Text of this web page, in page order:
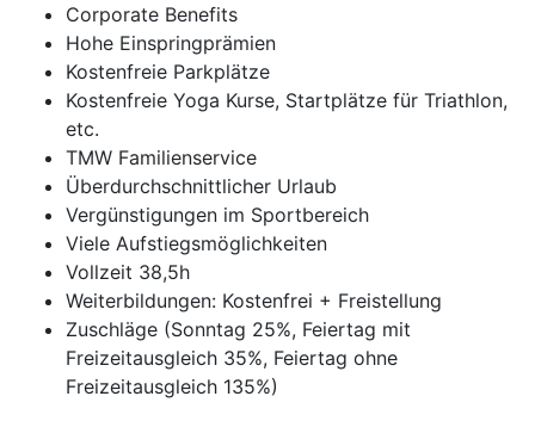
Corporate Benefits
Hohe Einspringprämien
Kostenfreie Parkplätze
Kostenfreie Yoga Kurse, Startplätze für Triathlon,
etc.
TMW Familienservice
Überdurchschnittlicher Urlaub
Vergünstigungen im Sportbereich
Viele Aufstiegsmöglichkeiten
Vollzeit 38,5h
Weiterbildungen: Kostenfrei + Freistellung
Zuschläge (Sonntag 25%, Feiertag mit
Freizeitausgleich 35%, Feiertag ohne
Freizeitausgleich 135%)